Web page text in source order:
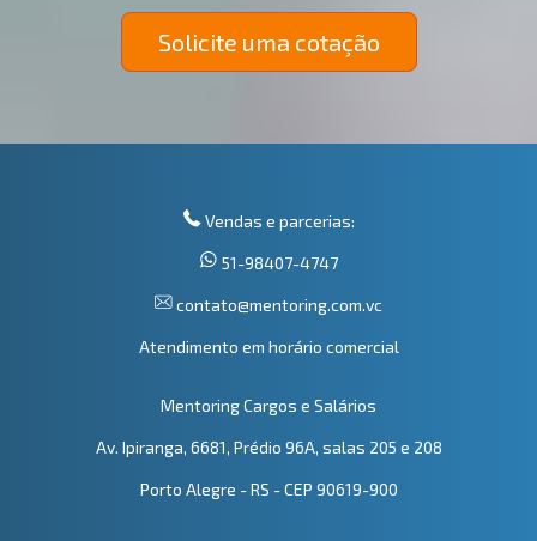
Solicite uma cotação
Vendas e parcerias:
51-98407-4747
contato@mentoring.com.vc
Atendimento em horário comercial
Mentoring Cargos e Salários
Av. Ipiranga, 6681, Prédio 96A, salas 205 e 208
Porto Alegre - RS - CEP 90619-900